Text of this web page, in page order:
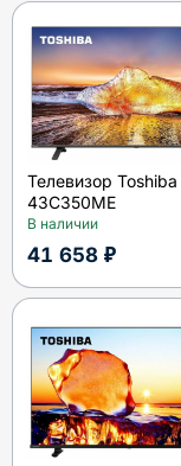
Телевизор Toshiba
43C350ME
В наличии
41 658 ₽